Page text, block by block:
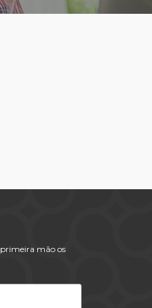
primeira mão os